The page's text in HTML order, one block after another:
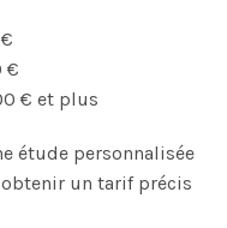
€
€ et plus
étude personnalisée
un tarif précis